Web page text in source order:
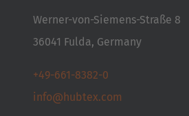
Werner-von-Siemens-Straße 8
36041 Fulda, Germany
+49-661-8382-0
info@hubtex.com